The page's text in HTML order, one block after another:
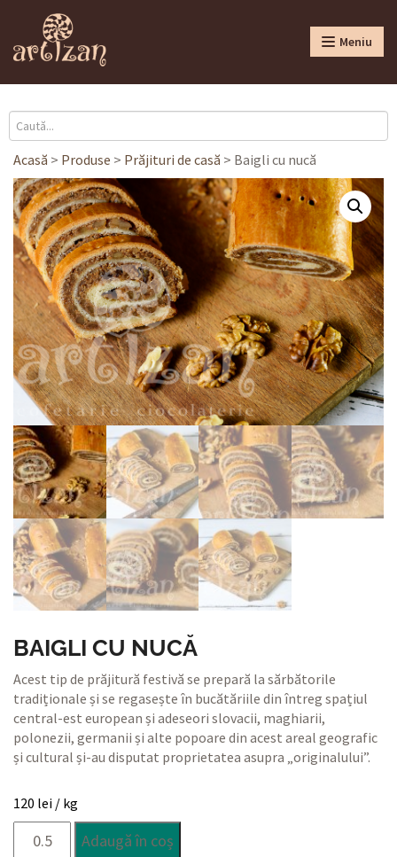
Meniu
Acasă > Produse > Prăjituri de casă > Baigli cu nucă
BAIGLI CU NUCĂ
Acest tip de prăjitură festivă se prepară la sărbătorile
tradiționale și se regasește în bucătăriile din întreg spațiul
central-est european și adeseori slovacii, maghiarii,
polonezii, germanii și alte popoare din acest areal geografic
și cultural și-au disputat proprietatea asupra „originalului”.
120 lei / kg
Baigli
Adaugă în coș